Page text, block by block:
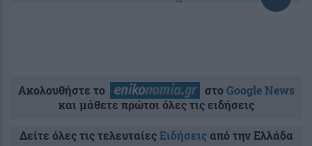
Ακολουθήστε το στοGoogle News
και μάθετε πρώτοι όλες τις ειδήσεις
Δείτε όλες τις τελευταίεςΕιδήσειςαπό την Ελλάδα